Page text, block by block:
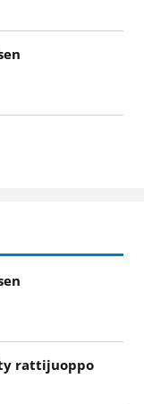
rattijuoppo